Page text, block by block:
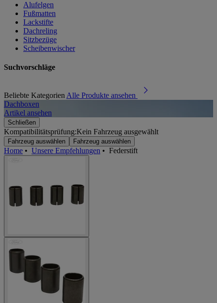
Alufelgen
Fußmatten
Lackstifte
Dachreling
Sitzbezüge
Scheibenwischer
Suchvorschläge
Beliebte Kategorien Alle Produkte ansehen
Dachboxen
Artikel ansehen
Schließen
Kompatibilitätsprüfung:Kein Fahrzeug ausgewählt
Fahrzeug auswählen Fahrzeug auswählen
Home • Unsere Empfehlungen • Federstift